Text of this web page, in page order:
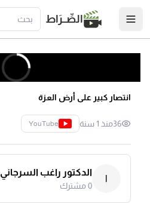
الصِّــرَاط
انتصار كبير على أرض العزة
36منذ 1 سنة YouTube
ا
الدكتور راغب السرجاني
0مشترك